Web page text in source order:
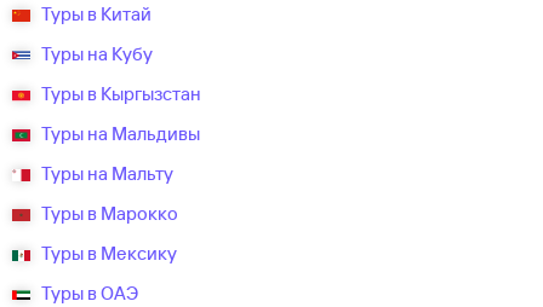
Туры в Китай
Туры на Кубу
Туры в Кыргызстан
Туры на Мальдивы
Туры на Мальту
Туры в Марокко
Туры в Мексику
Туры в ОАЭ